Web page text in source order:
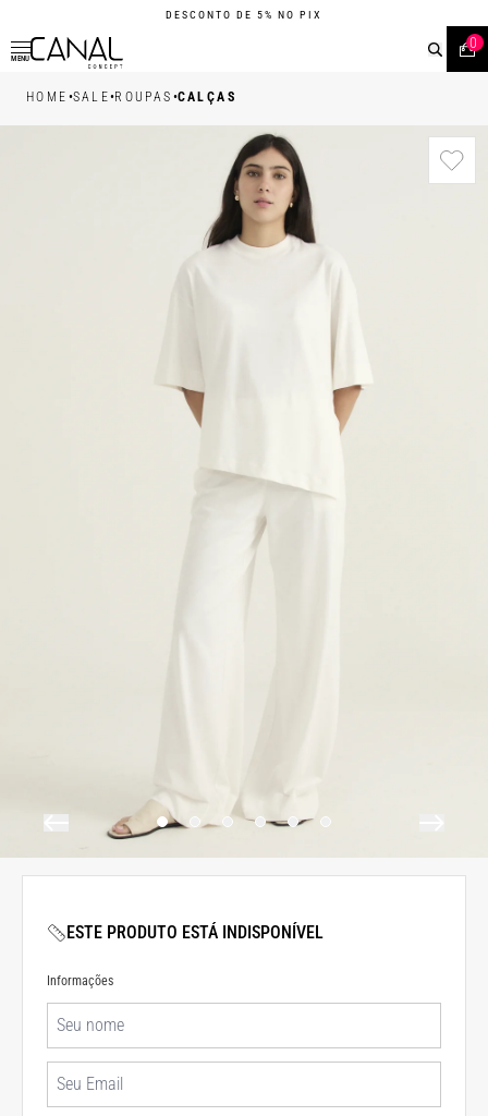
DESCONTO DE 5% NO PIX
MENU
0
HOME •SALE•ROUPAS •CALÇAS
ESTE PRODUTO ESTÁ INDISPONÍVEL
Informações